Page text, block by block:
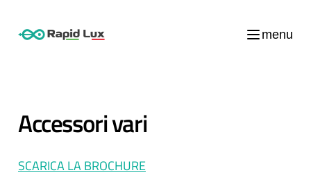
menu
Accessori vari
SCARICA LA BROCHURE